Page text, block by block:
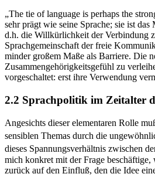
„The tie of language is perhaps the
sehr prägt wie seine Sprache; sie ist
d.h. die Willkürlichkeit der Verbindung
Sprachgemeinschaft der freie
minder großem Maße als Barriere. Die
Zusammengehörigkeitsgefühl zu
vorgeschaltet: erst ihre Verwendung
2.2 Sprachpolitik im Zeitalter
Angesichts dieser elementaren Rolle
sensiblen Themas durch die
dieses Spannungsverhältnis zwischen
mich konkret mit der Frage
zurück auf den Einfluß, den die Idee